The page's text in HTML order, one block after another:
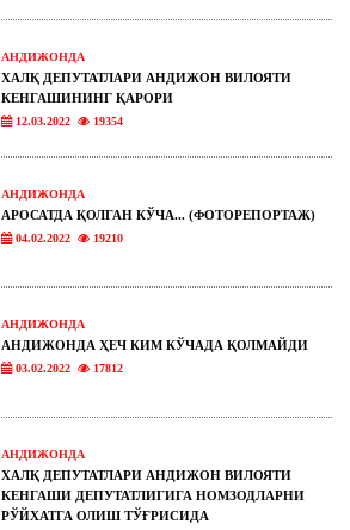
АНДИЖОНДА
ХАЛҚ ДЕПУТАТЛАРИ АНДИЖОН ВИЛОЯТИ
КЕНГАШИНИНГ ҚАРОРИ
12.03.2022 19354
АНДИЖОНДА
АРОСАТДА ҚОЛГАН КЎЧА... (ФОТОРЕПОРТАЖ)
04.02.2022 19210
АНДИЖОНДА
АНДИЖОНДА ҲЕЧ КИМ КЎЧАДА ҚОЛМАЙДИ
03.02.2022 17812
АНДИЖОНДА
ХАЛҚ ДЕПУТАТЛАРИ АНДИЖОН ВИЛОЯТИ
КЕНГАШИ ДЕПУТАТЛИГИГА НОМЗОДЛАРНИ
РЎЙХАТГА ОЛИШ ТЎҒРИСИДА